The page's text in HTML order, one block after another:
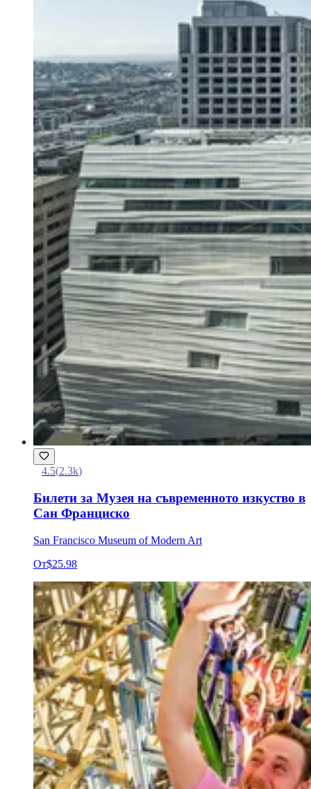
4.5(2.3k)
Билети за Музея на съвременното изкуство в
Сан Франциско
San Francisco Museum of Modern Art
От$25.98